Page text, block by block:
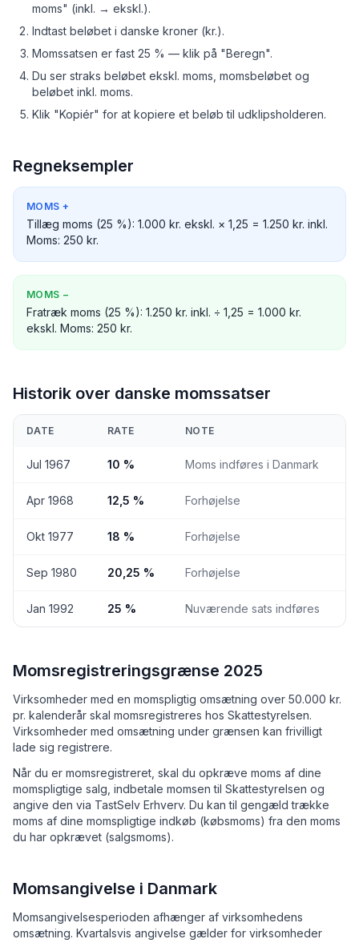
moms" (inkl. → ekskl.).
Indtast beløbet i danske kroner (kr.).
Momssatsen er fast 25 % — klik på "Beregn".
Du ser straks beløbet ekskl. moms, momsbeløbet og
beløbet inkl. moms.
Klik "Kopiér" for at kopiere et beløb til udklipsholderen.
Regneksempler
MOMS +
Tillæg moms (25 %): 1.000 kr. ekskl. × 1,25 = 1.250 kr. inkl.
Moms: 250 kr.
MOMS −
Fratræk moms (25 %): 1.250 kr. inkl. ÷ 1,25 = 1.000 kr.
ekskl. Moms: 250 kr.
Historik over danske momssatser
DATE RATE NOTE
Jul 1967 10 % Moms indføres i Danmark
Apr 1968 12,5 % Forhøjelse
Okt 1977 18 % Forhøjelse
Sep 1980 20,25 % Forhøjelse
Jan 1992 25 % Nuværende sats indføres
Momsregistreringsgrænse 2025
Virksomheder med en momspligtig omsætning over 50.000 kr.
pr. kalenderår skal momsregistreres hos Skattestyrelsen.
Virksomheder med omsætning under grænsen kan frivilligt
lade sig registrere.
Når du er momsregistreret, skal du opkræve moms af dine
momspligtige salg, indbetale momsen til Skattestyrelsen og
angive den via TastSelv Erhverv. Du kan til gengæld trække
moms af dine momspligtige indkøb (købsmoms) fra den moms
du har opkrævet (salgsmoms).
Momsangivelse i Danmark
Momsangivelsesperioden afhænger af virksomhedens
omsætning. Kvartalsvis angivelse gælder for virksomheder